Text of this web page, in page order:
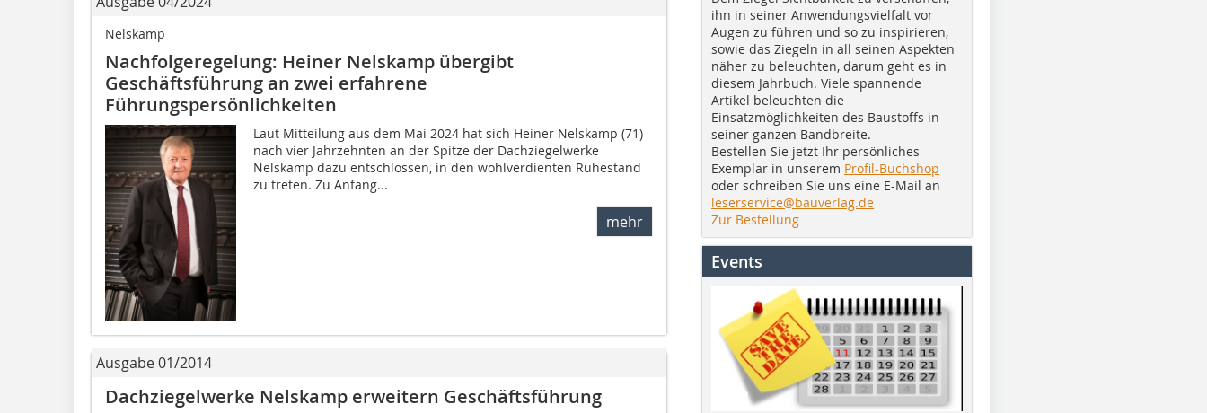
Nelskamp
Nachfolgeregelung: Heiner Nelskamp übergibt
Geschäftsführung an zwei erfahrene
Führungspersönlichkeiten
Laut Mitteilung aus dem Mai 2024 hat sich Heiner Nelskamp (71)
nach vier Jahrzehnten an der Spitze der Dachziegelwerke
Nelskamp dazu entschlossen, in den wohlverdienten Ruhestand
zu treten. Zu Anfang...
mehr
Ausgabe 01/2014
Dachziegelwerke Nelskamp erweitern Geschäftsführung
ihn in seiner Anwendungsvielfalt vor
Augen zu führen und so zu inspirieren,
sowie das Ziegeln in all seinen Aspekten
näher zu beleuchten, darum geht es in
diesem Jahrbuch. Viele spannende
Artikel beleuchten die
Einsatzmöglichkeiten des Baustoffs in
seiner ganzen Bandbreite.
Bestellen Sie jetzt Ihr persönliches
Exemplar in unserem Profil-Buchshop
oder schreiben Sie uns eine E-Mail an
leserservice@bauverlag.de
Zur Bestellung
Events